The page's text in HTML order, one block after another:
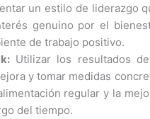
un estilo de liderazgo
genuino por el
de trabajo positivo.
Utilizar los resultados
y tomar medidas
regular y la
del tiempo.